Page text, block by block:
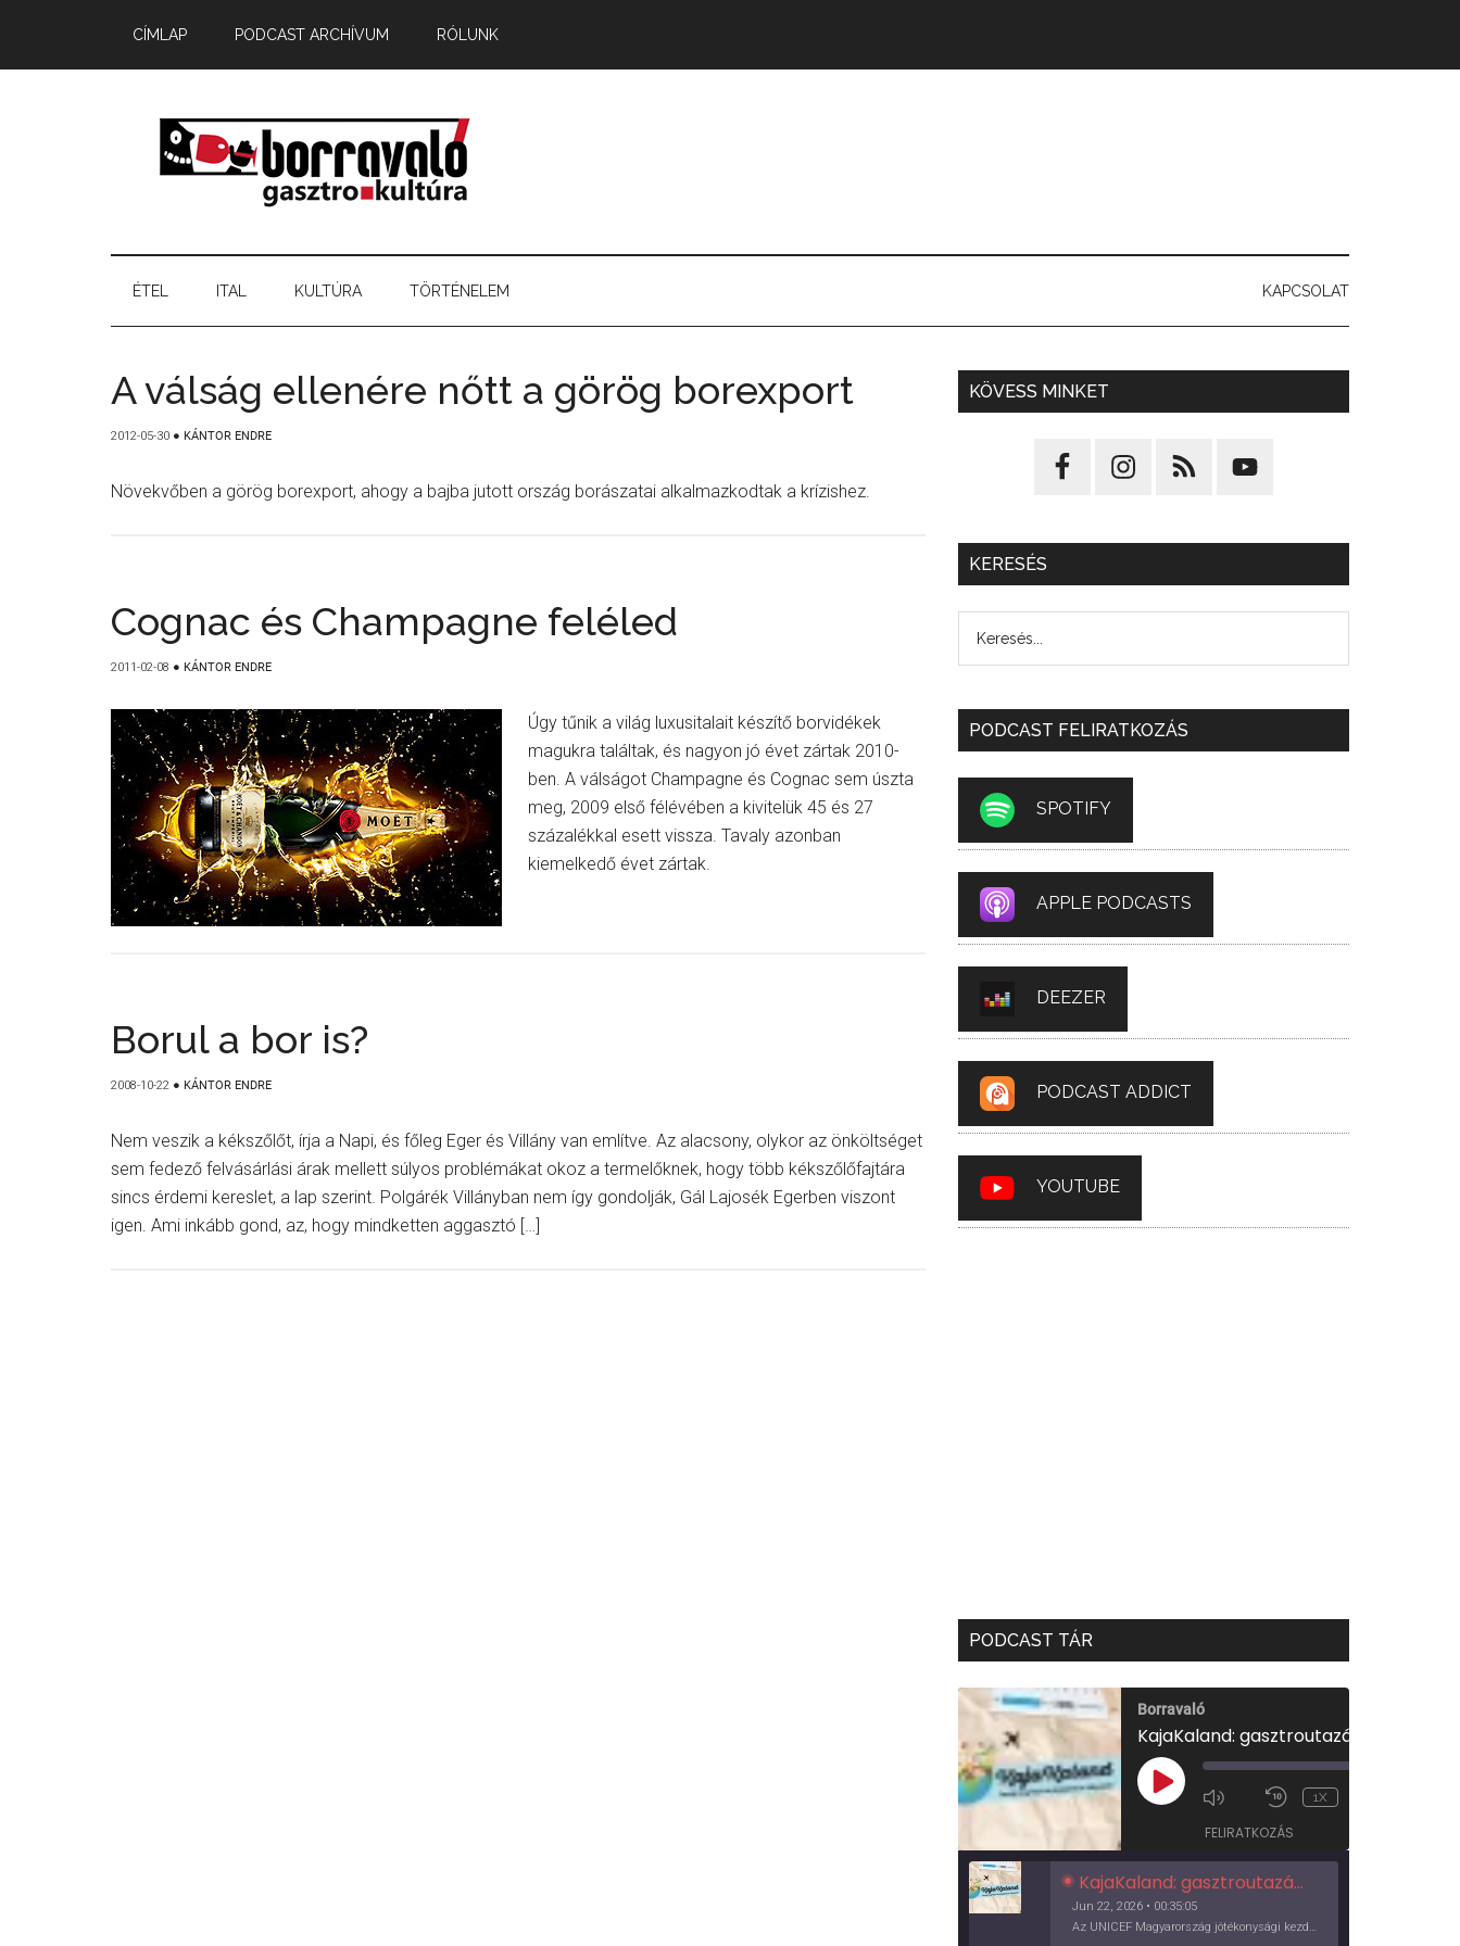
CÍMLAP PODCAST ARCHÍVUM RÓLUNK
ÉTEL ITAL KULTÚRA TÖRTÉNELEM KAPCSOLAT
A válság ellenére nőtt a görög borexport
2012-05-30 ● KÁNTOR ENDRE
Növekvőben a görög borexport, ahogy a bajba jutott ország borászatai alkalmazkodtak a krízishez.
Cognac és Champagne feléled
2011-02-08 ● KÁNTOR ENDRE
Úgy tűnik a világ luxusitalait készítő borvidékek
magukra találtak, és nagyon jó évet zártak 2010-
ben. A válságot Champagne és Cognac sem úszta
meg, 2009 első félévében a kivitelük 45 és 27
százalékkal esett vissza. Tavaly azonban
kiemelkedő évet zártak.
Borul a bor is?
2008-10-22 ● KÁNTOR ENDRE
Nem veszik a kékszőlőt, írja a Napi, és főleg Eger és Villány van említve. Az alacsony, olykor az önköltséget
sem fedező felvásárlási árak mellett súlyos problémákat okoz a termelőknek, hogy több kékszőlőfajtára
sincs érdemi kereslet, a lap szerint. Polgárék Villányban nem így gondolják, Gál Lajosék Egerben viszont
igen. Ami inkább gond, az, hogy mindketten aggasztó […]
KÖVESS MINKET
KERESÉS
PODCAST FELIRATKOZÁS
SPOTIFY
APPLE PODCASTS
DEEZER
PODCAST ADDICT
YOUTUBE
PODCAST TÁR
Borravaló
PLAY
EPISODE
1X
FELIRATKOZÁS
KajaKaland: gasztroutazás a föld körül
Jun 22, 2026 • 00:35:05
Az UNICEF Magyarország jótékonysági kezdeményezése izgalmas, egész éves világkörüli ízutazásra hív, igazi családi program és gasztroedukáció, illetve segítség a rászorulóknak is egyben.